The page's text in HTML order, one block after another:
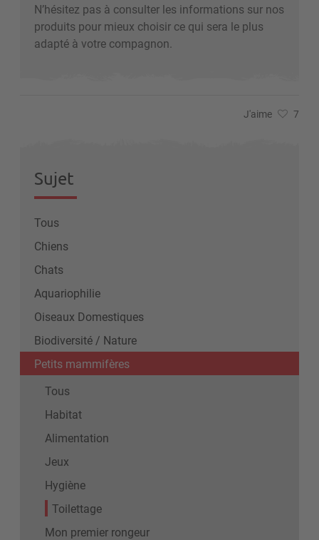
N’hésitez pas à consulter les informations sur nos
produits pour mieux choisir ce qui sera le plus
adapté à votre compagnon.
J'aime 7
Sujet
Tous
Chiens
Chats
Aquariophilie
Oiseaux Domestiques
Biodiversité / Nature
Petits mammifères
Tous
Habitat
Alimentation
Jeux
Hygiène
Toilettage
Mon premier rongeur